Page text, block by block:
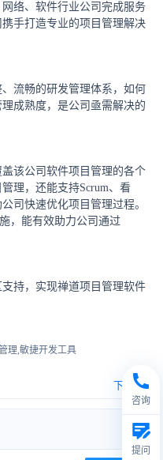
络、软件行业公司完成服务
手打造专业的项目管理解决
流畅的研发管理体系，如何
成熟度，是公司亟需解决的
该公司软件项目管理的各个
理，还能支持Scrum、看
司快速优化项目管理过程。
，能有效助力公司通过
持，实现禅道项目管理软件
理,敏捷开发工具
下一篇
咨询
提问